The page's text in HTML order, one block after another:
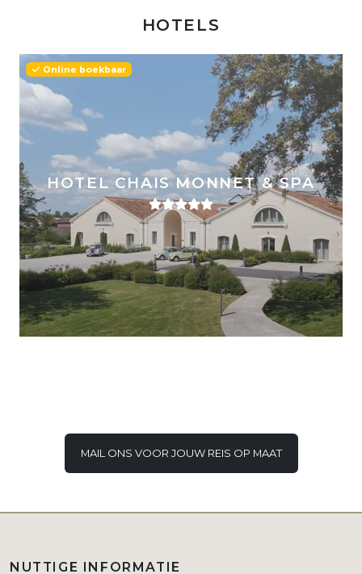
HOTELS
HOTEL CHAIS MONNET & SPA
Online boekbaar
MAIL ONS VOOR JOUW REIS OP MAAT
NUTTIGE INFORMATIE